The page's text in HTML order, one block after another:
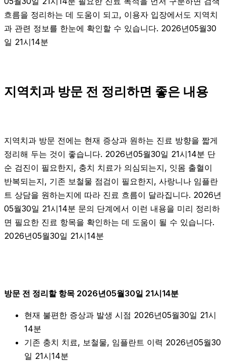
흐름을 정리하는 데 도움이 되고, 이용자 입장에서도 지역치
과 관련 정보를 한눈에 확인할 수 있습니다. 2026년05월30
일 21시14분
지역치과 방문 전 정리하면 좋은 내용
지역치과 방문 전에는 현재 증상과 원하는 진료 방향을 짧게
정리해 두는 것이 좋습니다. 2026년05월30일 21시14분 단
순 검진이 필요한지, 충치 치료가 의심되는지, 잇몸 출혈이
반복되는지, 기존 보철물 점검이 필요한지, 사랑니나 임플란
트 상담을 원하는지에 따라 진료 흐름이 달라집니다. 2026년
05월30일 21시14분 문의 단계에서 이런 내용을 미리 정리하
면 필요한 진료 항목을 확인하는 데 도움이 될 수 있습니다.
2026년05월30일 21시14분
방문 전 정리할 항목 2026년05월30일 21시14분
현재 불편한 증상과 발생 시점 2026년05월30일 21시
14분
기존 충치 치료, 보철물, 임플란트 이력 2026년05월30
일 21시14분